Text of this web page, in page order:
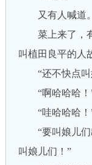
又有人喊道。
菜上来了，有
叫植田良平的人
“还不快点叫
“啊哈哈哈！
“哇哈哈哈！
“要叫娘儿们
叫娘儿们！”